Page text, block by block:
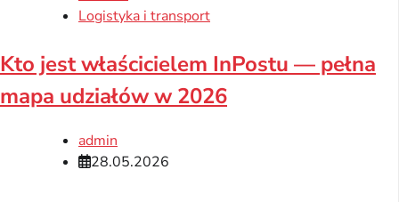
Logistyka i transport
Kto jest właścicielem InPostu — pełna
mapa udziałów w 2026
admin
28.05.2026